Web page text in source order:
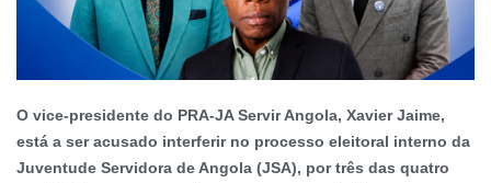
O vice-presidente do PRA-JA Servir Angola, Xavier Jaime,
está a ser acusado interferir no processo eleitoral interno da
Juventude Servidora de Angola (JSA), por três das quatro